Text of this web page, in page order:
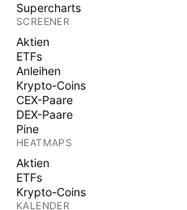
Supercharts
SCREENER
Aktien
ETFs
Anleihen
Krypto-Coins
CEX-Paare
DEX-Paare
Pine
HEATMAPS
Aktien
ETFs
Krypto-Coins
KALENDER